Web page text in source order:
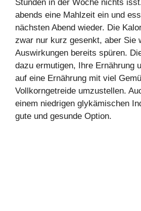
Stunden in der Woche nichts
abends eine Mahlzeit ein und
nächsten Abend wieder. Die
zwar nur kurz gesenkt, aber Sie
Auswirkungen bereits spüren.
dazu ermutigen, Ihre Ernährung
auf eine Ernährung mit viel
Vollkorngetreide umzustellen.
einem niedrigen glykämischen
gute und gesunde Option.